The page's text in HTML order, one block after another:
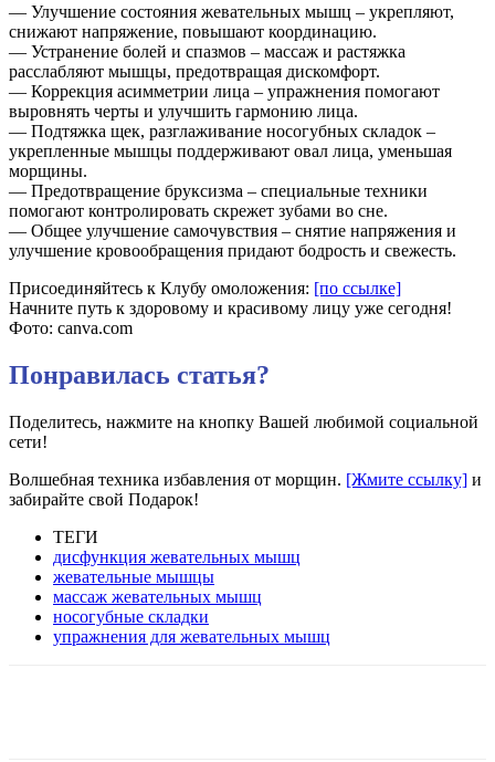
— Улучшение состояния жевательных мышц – укрепляют,
снижают напряжение, повышают координацию.
— Устранение болей и спазмов – массаж и растяжка
расслабляют мышцы, предотвращая дискомфорт.
— Коррекция асимметрии лица – упражнения помогают
выровнять черты и улучшить гармонию лица.
— Подтяжка щек, разглаживание носогубных складок –
укрепленные мышцы поддерживают овал лица, уменьшая
морщины.
— Предотвращение бруксизма – специальные техники
помогают контролировать скрежет зубами во сне.
— Общее улучшение самочувствия – снятие напряжения и
улучшение кровообращения придают бодрость и свежесть.
Присоединяйтесь к Клубу омоложения: [по ссылке]
Начните путь к здоровому и красивому лицу уже сегодня!
Фото: canva.com
Понравилась статья?
Поделитесь, нажмите на кнопку Вашей любимой социальной
сети!
Волшебная техника избавления от морщин. [Жмите ссылку] и
забирайте свой Подарок!
ТЕГИ
дисфункция жевательных мышц
жевательные мышцы
массаж жевательных мышц
носогубные складки
упражнения для жевательных мышц